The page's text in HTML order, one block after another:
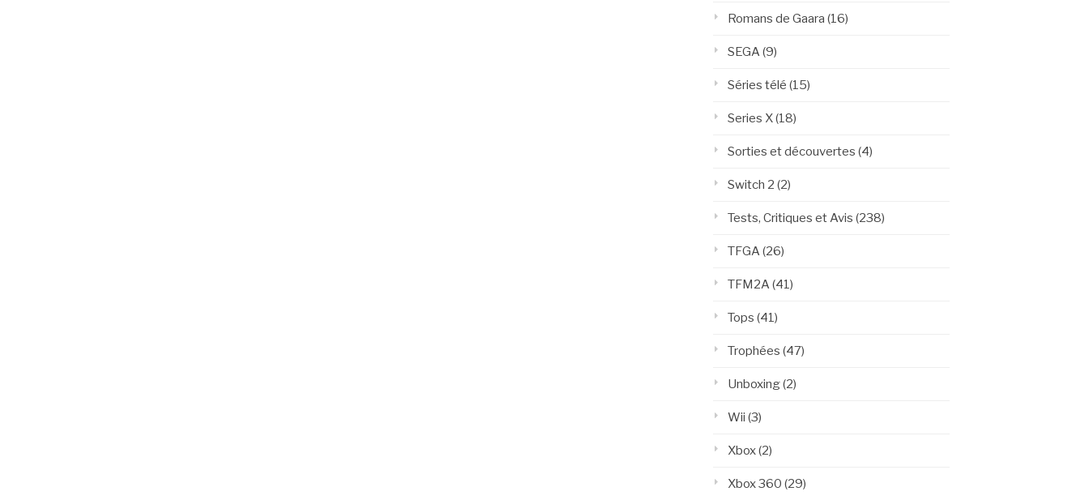
Romans de Gaara (16)
SEGA (9)
Séries télé (15)
Series X(18)
Sorties et découvertes (4)
Switch 2 (2)
Tests, Critiques et Avis (238)
TFGA (26)
TFM2A (41)
Tops (41)
Trophées (47)
Unboxing(2)
Wii (3)
Xbox(2)
Xbox 360 (29)